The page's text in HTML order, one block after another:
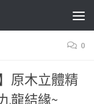
0
原木立體精
龍結緣~